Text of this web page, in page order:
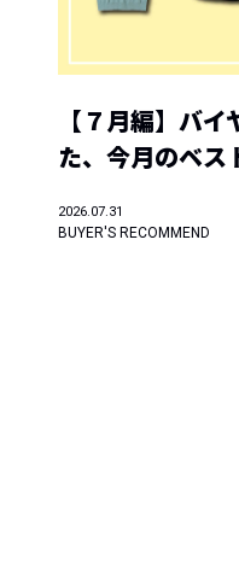
【７月編】バ
た、今月のベス
2026.07.31
BUYER'S RECOMMEND